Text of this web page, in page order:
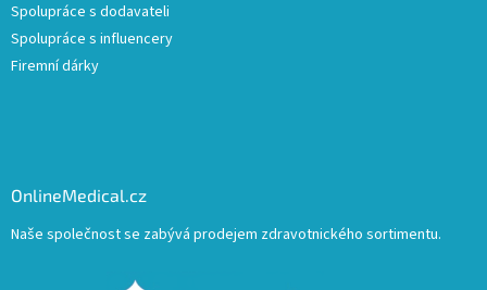
Spolupráce s dodavateli
Spolupráce s influencery
Firemní dárky
OnlineMedical.cz
Naše společnost se zabývá prodejem zdravotnického sortimentu.